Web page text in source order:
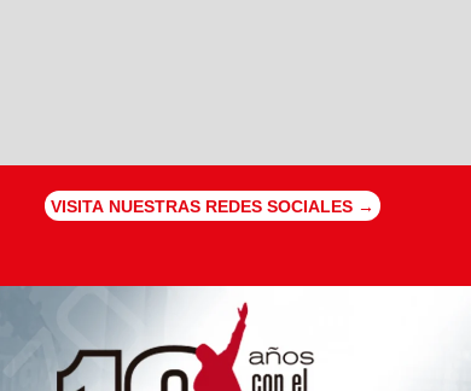
VISITA NUESTRAS REDES SOCIALES →